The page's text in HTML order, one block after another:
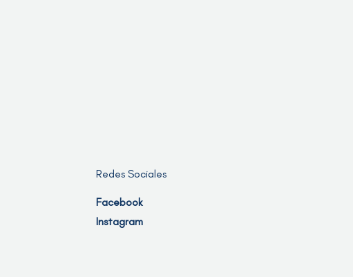
Redes Sociales
Facebook
Instagram